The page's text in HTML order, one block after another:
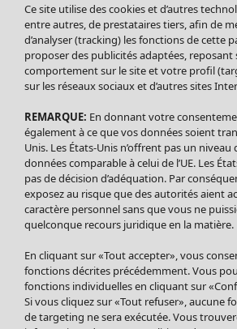
Soldes Vêtements
Tous les vêtements
Robes
Tuniques
Blouses
Tops
Gilets
Pantalon
Jupes
Leggings et collants
Accessoires
Chaussures
Vêtements de bain
Soldes Mobilier
Ce site utilise des cookies et d’autres
entre autres, de prestataires tiers, afin de
d’analyser (tracking) les fonctions de cette
proposer des publicités adaptées, reposant
comportement sur le site et votre profil
sur les réseaux sociaux et d’autres sites
REMARQUE: En donnant votre
également à ce que vos données soient
Unis. Les États-Unis n’offrent pas un
données comparable à celui de l’UE. Les
pas de décision d’adéquation. Par
exposez au risque que des autorités aient
caractère personnel sans que vous ne
quelconque recours juridique en la matière.
En cliquant sur «Tout accepter», vous
fonctions décrites précédemment. Vous
fonctions individuelles en cliquant sur
Si vous cliquez sur «Tout refuser», aucune
de targeting ne sera exécutée. Vous